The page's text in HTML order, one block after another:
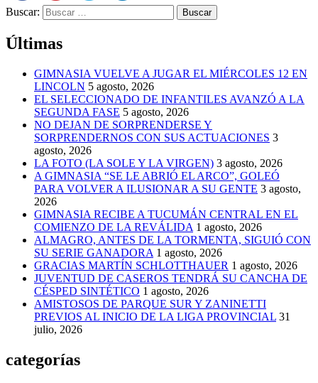
Buscar:
Últimas
GIMNASIA VUELVE A JUGAR EL MIÉRCOLES 12 EN
LINCOLN 5 agosto, 2026
EL SELECCIONADO DE INFANTILES AVANZÓ A LA
SEGUNDA FASE 5 agosto, 2026
NO DEJAN DE SORPRENDERSE Y
SORPRENDERNOS CON SUS ACTUACIONES 3
agosto, 2026
LA FOTO (LA SOLE Y LA VIRGEN) 3 agosto, 2026
A GIMNASIA “SE LE ABRIÓ EL ARCO”, GOLEÓ
PARA VOLVER A ILUSIONAR A SU GENTE 3 agosto,
2026
GIMNASIA RECIBE A TUCUMÁN CENTRAL EN EL
COMIENZO DE LA REVÁLIDA 1 agosto, 2026
ALMAGRO, ANTES DE LA TORMENTA, SIGUIÓ CON
SU SERIE GANADORA 1 agosto, 2026
GRACIAS MARTÍN SCHLOTTHAUER 1 agosto, 2026
JUVENTUD DE CASEROS TENDRÁ SU CANCHA DE
CÉSPED SINTÉTICO 1 agosto, 2026
AMISTOSOS DE PARQUE SUR Y ZANINETTI
PREVIOS AL INICIO DE LA LIGA PROVINCIAL 31
julio, 2026
categorías